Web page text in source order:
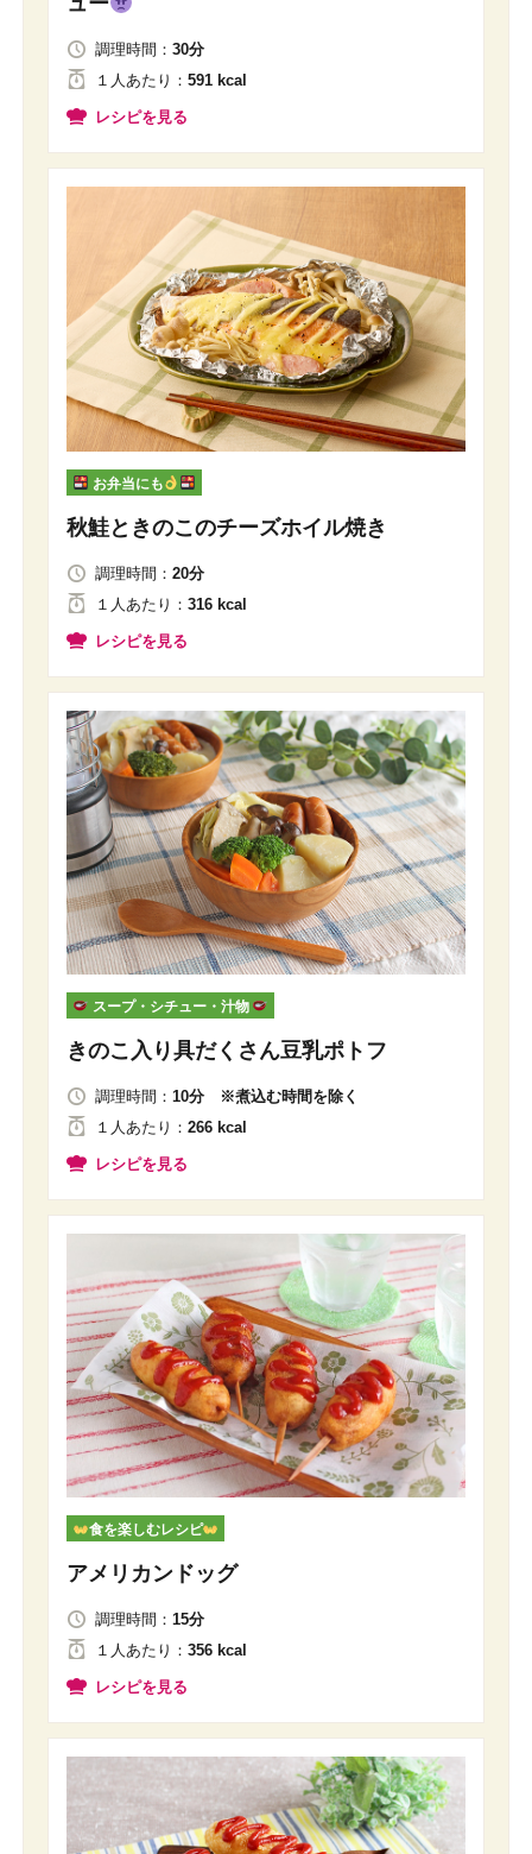
調理時間： 30分
１人あたり ： 591 kcal
レシピを見る
お弁当にも
秋鮭ときのこのチーズホイル焼き
調理時間： 20分
１人 あたり ： 316 kcal
レシピを見る
スープ・シチュー・汁物
きのこ入り具だくさん豆乳ポトフ
調理時間： 10分 ※煮込む時間を除く
１人 あたり ： 266 kcal
レシピを見る
食を楽しむレシピ
アメリカンドッグ
調理時間： 15分
１人あたり ： 356 kcal
レシピを見る